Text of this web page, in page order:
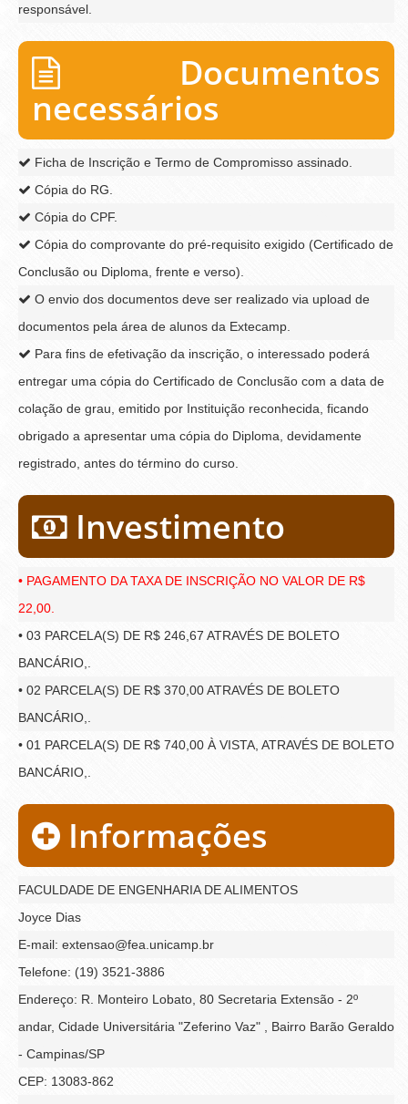
responsável.
Documentos
necessários
Ficha de Inscrição e Termo de Compromisso assinado.
Cópia do RG.
Cópia do CPF.
Cópia do comprovante do pré-requisito exigido (Certificado de
Conclusão ou Diploma, frente e verso).
O envio dos documentos deve ser realizado via upload de
documentos pela área de alunos da Extecamp.
Para fins de efetivação da inscrição, o interessado poderá
entregar uma cópia do Certificado de Conclusão com a data de
colação de grau, emitido por Instituição reconhecida, ficando
obrigado a apresentar uma cópia do Diploma, devidamente
registrado, antes do término do curso.
Investimento
• PAGAMENTO DA TAXA DE INSCRIÇÃO NO VALOR DE R$
22,00.
• 03 PARCELA(S) DE R$ 246,67 ATRAVÉS DE BOLETO
BANCÁRIO,.
• 02 PARCELA(S) DE R$ 370,00 ATRAVÉS DE BOLETO
BANCÁRIO,.
• 01 PARCELA(S) DE R$ 740,00 À VISTA, ATRAVÉS DE BOLETO
BANCÁRIO,.
Informações
FACULDADE DE ENGENHARIA DE ALIMENTOS
Joyce Dias
E-mail: extensao@fea.unicamp.br
Telefone: (19) 3521-3886
Endereço: R. Monteiro Lobato, 80 Secretaria Extensão - 2º
andar, Cidade Universitária "Zeferino Vaz" , Bairro Barão Geraldo
- Campinas/SP
CEP: 13083-862